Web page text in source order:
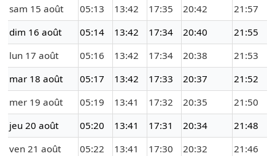
sam 15 août
05:13 13:42 17:35 20:42
21:57
dim 16 août
05:14 13:42 17:34 20:40
21:55
lun 17 août
05:16 13:42 17:34 20:38
21:53
mar 18 août
05:17 13:42 17:33 20:37
21:52
mer 19 août
05:19 13:41 17:32 20:35
21:50
jeu 20 août
05:20 13:41 17:31 20:34
21:48
ven 21 août
05:22 13:41 17:30 20:32
21:46